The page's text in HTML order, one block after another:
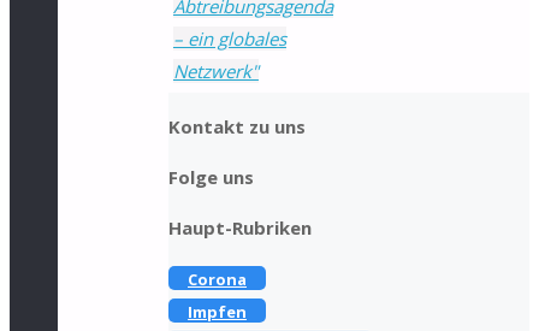
Abtreibungsagenda
– ein globales
Netzwerk"
Kontakt zu uns
Folge uns
Haupt-Rubriken
Corona
Impfen